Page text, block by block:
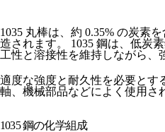
1035 丸棒は、約 0.35% の炭素
造されます。 1035 鋼は、低炭
工性と溶接性を維持しながら、
適度な強度と耐久性を必要とす
軸、機械部品などによく使用さ
1035 鋼の化学組成